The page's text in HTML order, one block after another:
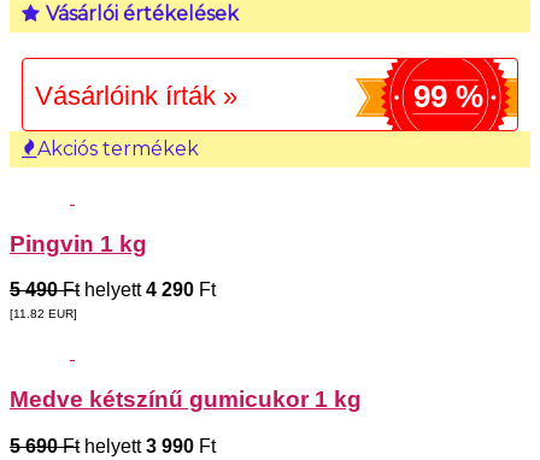
Vásárlói értékelések
Vásárlóink írták » 99 %
Akciós termékek
Pingvin 1 kg
5 490 Fthelyett4 290 Ft
[11.82 EUR]
Medve kétszínű gumicukor 1 kg
5 690 Fthelyett3 990 Ft